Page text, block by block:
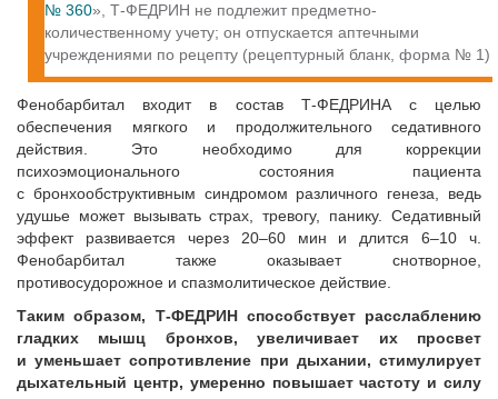
№ 360», Т-ФЕДРИН не подлежит предметно-
количественному учету; он отпускается аптечными
учреждениями по рецепту (рецептурный бланк, форма № 1)
Фенобарбитал входит в состав Т-ФЕДРИНА с целью
обеспечения мягкого и продолжительного седативного
действия. Это необходимо для коррекции
психоэмоционального состояния пациента
с бронхообструктивным синдромом различного генеза, ведь
удушье может вызывать страх, тревогу, панику. Седативный
эффект развивается через 20–60 мин и длится 6–10 ч.
Фенобарбитал также оказывает снотворное,
противосудорожное и спазмолитическое действие.
Таким образом, Т-ФЕДРИН способствует расслаблению
гладких мышц бронхов, увеличивает их просвет
и уменьшает сопротивление при дыхании, стимулирует
дыхательный центр, умеренно повышает частоту и силу